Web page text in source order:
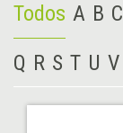
Todos A B C
Q R S T U V